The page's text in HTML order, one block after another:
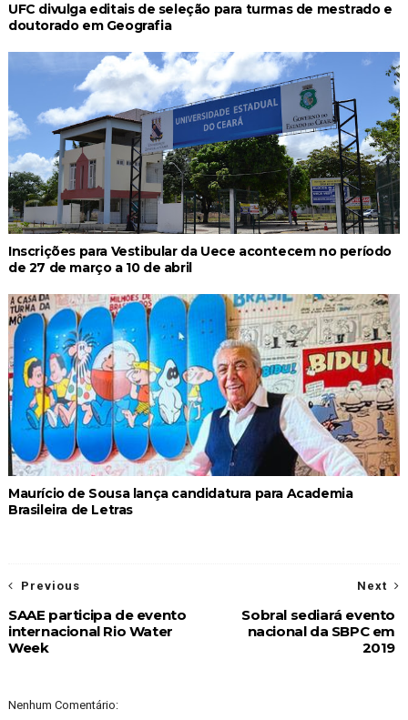
UFC divulga editais de seleção para turmas de mestrado e
doutorado em Geografia
Inscrições para Vestibular da Uece acontecem no período
de 27 de março a 10 de abril
Maurício de Sousa lança candidatura para Academia
Brasileira de Letras
Next
Sobral sediará evento
nacional da SBPC em
2019
Previous
SAAE participa de evento
internacional Rio Water
Week
Nenhum Comentário: